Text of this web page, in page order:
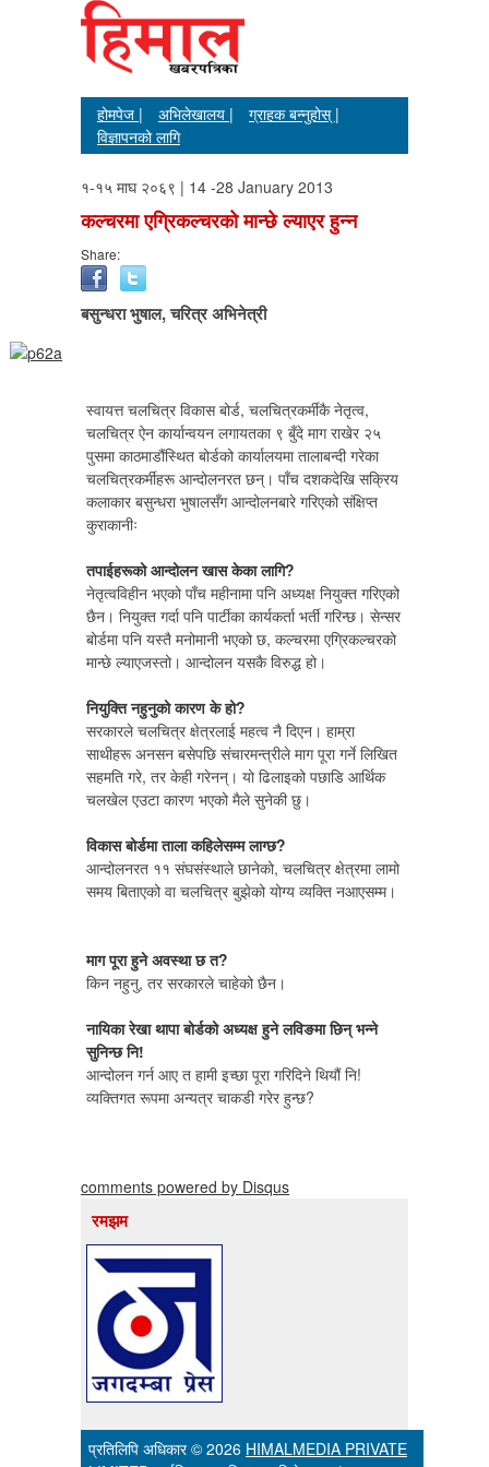
होमपेज | अभिलेखालय |
ग्राहक बन्नुहोस् |
विज्ञापनको लागि
१-१५ माघ २०६९ | 14 -28 January 2013
कल्चरमा एग्रिकल्चरको मान्छे ल्याएर हुन्न
Share:
बसुन्धरा भुषाल, चरित्र अभिनेत्री
स्वायत्त चलचित्र विकास बोर्ड, चलचित्रकर्मीकै नेतृत्व,
चलचित्र ऐन कार्यान्वयन लगायतका ९ बुँदे माग राखेर २५
पुसमा काठमाडौंस्थित बोर्डको कार्यालयमा तालाबन्दी गरेका
चलचित्रकर्मीहरू आन्दोलनरत छन्। पाँच दशकदेखि सक्रिय
कलाकार बसुन्धरा भुषालसँग आन्दोलनबारे गरिएको संक्षिप्त
कुराकानीः
तपाईहरूको आन्दोलन खास केका लागि?
नेतृत्वविहीन भएको पाँच महीनामा पनि अध्यक्ष नियुक्त गरिएको
छैन। नियुक्त गर्दा पनि पार्टीका कार्यकर्ता भर्ती गरिन्छ। सेन्सर
बोर्डमा पनि यस्तै मनोमानी भएको छ, कल्चरमा एग्रिकल्चरको
मान्छे ल्याएजस्तो। आन्दोलन यसकै विरुद्ध हो।
नियुक्ति नहुनुको कारण के हो?
सरकारले चलचित्र क्षेत्रलाई महत्व नै दिएन। हाम्रा
साथीहरू अनसन बसेपछि संचारमन्त्रीले माग पूरा गर्ने लिखित
सहमति गरे, तर केही गरेनन्। यो ढिलाइको पछाडि आर्थिक
चलखेल एउटा कारण भएको मैले सुनेकी छु।
विकास बोर्डमा ताला कहिलेसम्म लाग्छ?
आन्दोलनरत ११ संघसंस्थाले छानेको, चलचित्र क्षेत्रमा लामो
समय बिताएको वा चलचित्र बुझेको योग्य व्यक्ति नआएसम्म।
माग पूरा हुने अवस्था छ त?
किन नहुनु, तर सरकारले चाहेको छैन।
नायिका रेखा थापा बोर्डको अध्यक्ष हुने लविङमा छिन् भन्ने
सुनिन्छ नि!
आन्दोलन गर्न आए त हामी इच्छा पूरा गरिदिने थियौं नि!
व्यक्तिगत रूपमा अन्यत्र चाकडी गरेर हुन्छ?
comments powered by Disqus
रमझम
प्रतिलिपि अधिकार © 2026 HIMALMEDIA PRIVATE